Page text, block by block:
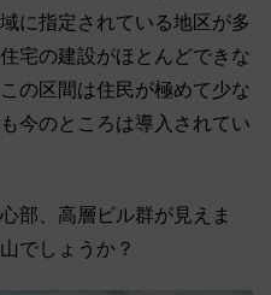
に指定されている地区が多
宅の建設がほとんどできな
の区間は住民が極めて少な
今のところは導入されてい
部、高層ビル群が見えま
でしょうか？